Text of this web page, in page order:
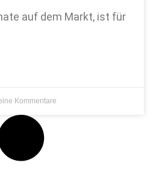
auf dem Markt, ist für
Kommentare